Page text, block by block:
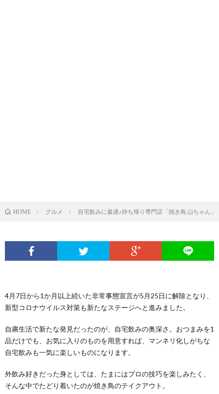
HOME グルメ 自宅飲みに最適♪持ち帰り専門店「焼き鳥 山ちゃん」
4月7日から1か月以上続いた非常事態宣言が5月25日に解除となり、
新型コロナウイルス対策も新たなステージへと進みました。
自粛生活で新たな発見だったのが、自宅飲みの奥深さ。おつまみを1
品だけでも、お気に入りのものを用意すれば、マンネリ化しがちな
自宅飲みも一気に楽しいものになります。
外飲み好きだった身としては、たまにはプロの技巧を楽しみたく、
そんな中でたどり着いたのが焼き鳥のテイクアウト。